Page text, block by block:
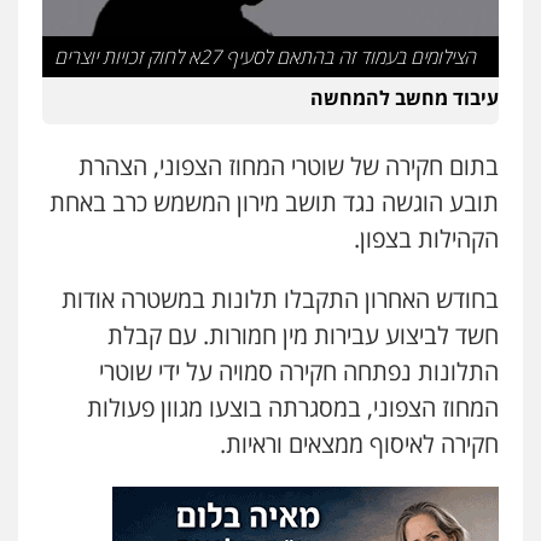
עו"ד עידית שינו-אמיתי
פלילי עורכי דין לענייני אסירים פשיעה
חמורה מעצרים וחקירות
0507587013
עו"ד אביגדור פלדמן
פלילי אסירים צווארון לבן זכויות אדם אזרחי
0505345826
עו"ד יאיר בן סימון
פלילי תעבורה אזרחי נזיקין ביטוח
0505719060
עו"ד נס בן נתן
0505555110
הצילומים בעמוד זה בהתאם לסעיף 27א לחוק זכויות יוצרים
עיבוד מחשב להמחשה
בתום חקירה של שוטרי המחוז הצפוני, הצהרת
תובע הוגשה נגד תושב מירון המשמש כרב באחת
הקהילות בצפון.
בחודש האחרון התקבלו תלונות במשטרה אודות
חשד לביצוע עבירות מין חמורות. עם קבלת
התלונות נפתחה חקירה סמויה על ידי שוטרי
המחוז הצפוני, במסגרתה בוצעו מגוון פעולות
חקירה לאיסוף ממצאים וראיות.
גיא זהבי משרד עורכי דין
פלילי משפחה